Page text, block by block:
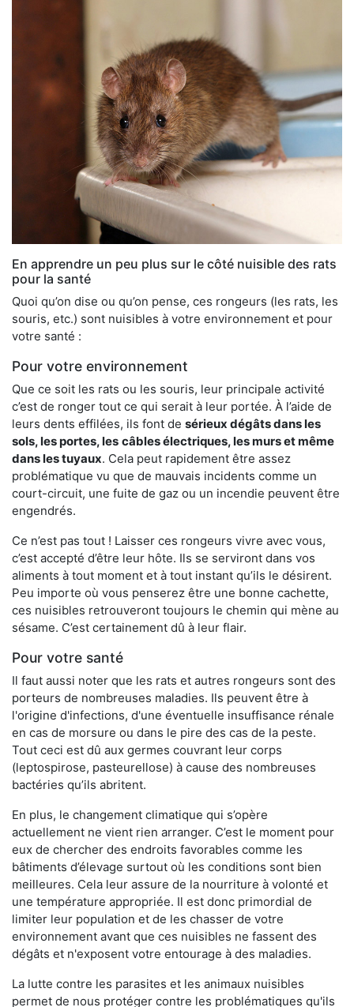
En apprendre un peu plus sur le côté nuisible des rats
pour la santé
Quoi qu’on dise ou qu’on pense, ces rongeurs (les rats, les
souris, etc.) sont nuisibles à votre environnement et pour
votre santé :
Pour votre environnement
Que ce soit les rats ou les souris, leur principale activité
c’est de ronger tout ce qui serait à leur portée. À l’aide de
leurs dents effilées, ils font de sérieux dégâts dans les
sols, les portes, les câbles électriques, les murs et même
dans les tuyaux. Cela peut rapidement être assez
problématique vu que de mauvais incidents comme un
court-circuit, une fuite de gaz ou un incendie peuvent être
engendrés.
Ce n’est pas tout ! Laisser ces rongeurs vivre avec vous,
c’est accepté d’être leur hôte. Ils se serviront dans vos
aliments à tout moment et à tout instant qu’ils le désirent.
Peu importe où vous penserez être une bonne cachette,
ces nuisibles retrouveront toujours le chemin qui mène au
sésame. C’est certainement dû à leur flair.
Pour votre santé
Il faut aussi noter que les rats et autres rongeurs sont des
porteurs de nombreuses maladies. Ils peuvent être à
l'origine d'infections, d'une éventuelle insuffisance rénale
en cas de morsure ou dans le pire des cas de la peste.
Tout ceci est dû aux germes couvrant leur corps
(leptospirose, pasteurellose) à cause des nombreuses
bactéries qu’ils abritent.
En plus, le changement climatique qui s’opère
actuellement ne vient rien arranger. C’est le moment pour
eux de chercher des endroits favorables comme les
bâtiments d’élevage surtout où les conditions sont bien
meilleures. Cela leur assure de la nourriture à volonté et
une température appropriée. Il est donc primordial de
limiter leur population et de les chasser de votre
environnement avant que ces nuisibles ne fassent des
dégâts et n'exposent votre entourage à des maladies.
La lutte contre les parasites et les animaux nuisibles
permet de nous protéger contre les problématiques qu'ils